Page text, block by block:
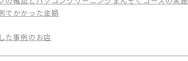
でかかった金額
た事例のお店